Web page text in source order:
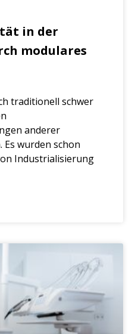
in der
modulares
traditionell schwer
anderer
wurden schon
Industrialisierung